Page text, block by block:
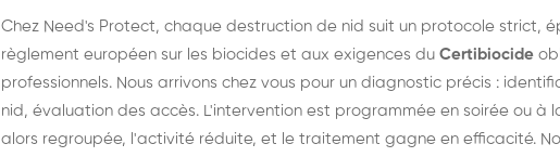
Chez Need's Protect, chaque destruction de nid suit un protocole strict,
règlement européen sur les biocides et aux exigences du Certibiocide
professionnels. Nous arrivons chez vous pour un diagnostic précis :
nid, évaluation des accès. L'intervention est programmée en soirée ou à
alors regroupée, l'activité réduite, et le traitement gagne en efficacité.